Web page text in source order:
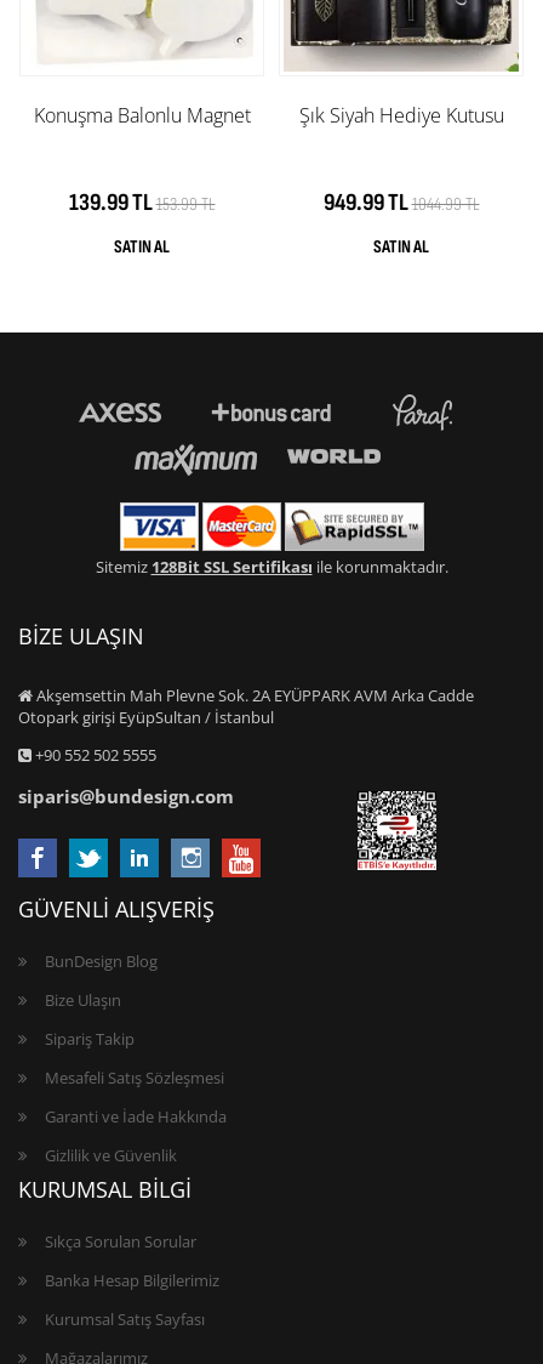
Konuşma Balonlu Magnet
139.99 TL153.99 TL
Şık Siyah Hediye Kutusu
949.99 TL1044.99 TL
Sitemiz 128Bit SSL Sertifikası ile korunmaktadır.
BİZE ULAŞIN
Akşemsettin Mah Plevne Sok. 2A EYÜPPARK AVM Arka Cadde
Otopark girişi EyüpSultan / İstanbul
+90 552 502 5555
siparis@bundesign.com
GÜVENLİ ALIŞVERİŞ
BunDesign Blog
Bize Ulaşın
Sipariş Takip
Mesafeli Satış Sözleşmesi
Garanti ve İade Hakkında
Gizlilik ve Güvenlik
KURUMSAL BİLGİ
Sıkça Sorulan Sorular
Banka Hesap Bilgilerimiz
Kurumsal Satış Sayfası
Mağazalarımız